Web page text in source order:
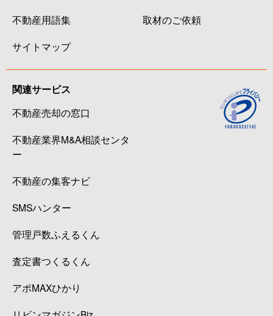
不動産用語集
サイトマップ
取材のご依頼
関連サービス
不動産売却の窓口
不動産業界M&A相談センタ
ー
不動産の集客ナビ
SMSハンター
管理戸数ふえるくん
査定書つくるくん
アポMAXひかり